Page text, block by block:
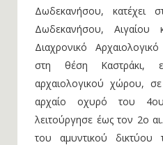
Δωδεκανήσου, κατέχει
Δωδεκανήσου, Αιγαίου
Διαχρονικό
στη θέση Καστράκι,
αρχαιολογικού χώρου,
αρχαίο οχυρό του
λειτούργησε έως τον 2ο
του αμυντικού δικτύου